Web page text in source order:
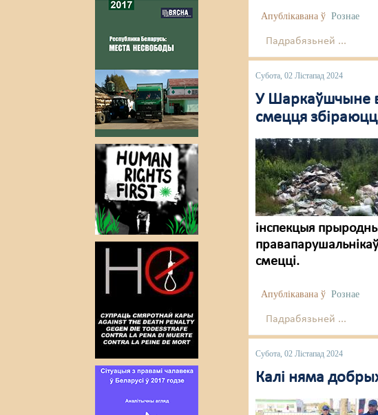
Апублікавана ў Рознае
Падрабязьней ...
Субота, 02 Лістапад 2024
У Шаркаўшчыне
смецця
інспекцыя
смецці.
Апублікавана ў Рознае
Падрабязьней ...
Субота, 02 Лістапад 2024
Калі няма